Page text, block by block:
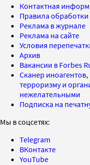
Контактная
Правила обработки
Реклама в журнале
Реклама на сайте
Условия
Архив
Вакансии в Forbes
Сканер
терроризму и
нежелательными
Подписка на
Мы в соцсетях:
Telegram
ВКонтакте
YouTube